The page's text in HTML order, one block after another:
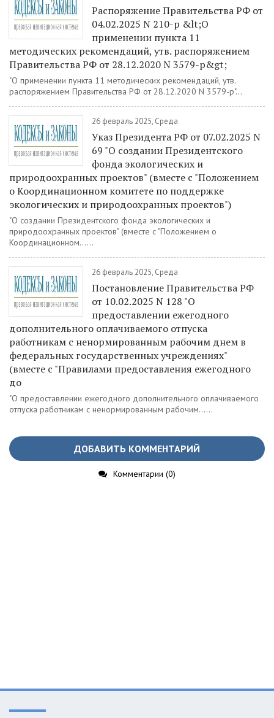
Распоряжение Правительства РФ от
04.02.2025 N 210-р &lt;О
применении пункта 11
методических рекомендаций, утв. распоряжением
Правительства РФ от 28.12.2020 N 3579-р&gt;
"О применении пункта 11 методических рекомендаций, утв.
распоряжением Правительства РФ от 28.12.2020 N 3579-р"...
26 февраль 2025, Среда
Указ Президента РФ от 07.02.2025 N
69 "О создании Президентского
фонда экологических и
природоохранных проектов" (вместе с "Положением
о Координационном комитете по поддержке
экологических и природоохранных проектов")
"О создании Президентского фонда экологических и
природоохранных проектов" (вместе с "Положением о
Координационном......
26 февраль 2025, Среда
Постановление Правительства РФ
от 10.02.2025 N 128 "О
предоставлении ежегодного
дополнительного оплачиваемого отпуска
работникам с ненормированным рабочим днем в
федеральных государственных учреждениях"
(вместе с "Правилами предоставления ежегодного
до
"О предоставлении ежегодного дополнительного оплачиваемого
отпуска работникам с ненормированным рабочим......
ДОБАВИТЬ КОММЕНТАРИЙ
Комментарии (0)